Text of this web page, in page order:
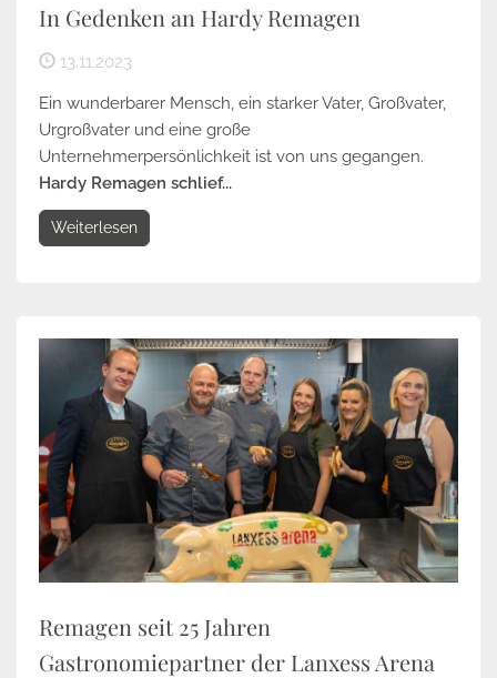
In Gedenken an Hardy Remagen
13.11.2023
Ein wunderbarer Mensch, ein starker Vater, Großvater,
Urgroßvater und eine große
Unternehmerpersönlichkeit ist von uns gegangen.
Hardy Remagen schlief...
Weiterlesen
Remagen seit 25 Jahren
Gastronomiepartner der Lanxess Arena